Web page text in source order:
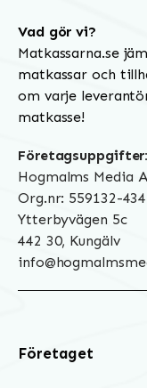
Vad gör vi?
Matkassarna.se
matkassar och
om varje
matkasse!
Företagsuppgifter:
Hogmalms Media
Org.nr: 559132-
Ytterbyvägen 5c
442 30, Kungälv
Företaget